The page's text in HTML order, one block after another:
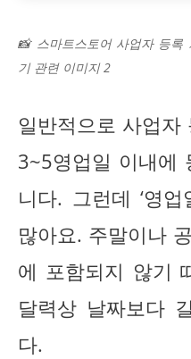
📸 스마트스토어 사업자 등록
기 관련 이미지 2
일반적으로 사업자
3~5영업일 이내에
니다. 그런데 ‘영
많아요. 주말이나
에 포함되지 않기
달력상 날짜보다
다.